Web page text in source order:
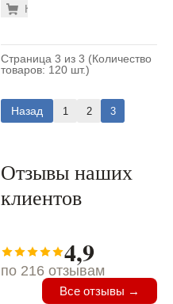
(32-156)
Купить
Страница 3 из 3 (Количество
товаров: 120 шт.)
Назад 1 2 3
Отзывы наших
клиентов
4,9
по 216 отзывам
Все отзывы →